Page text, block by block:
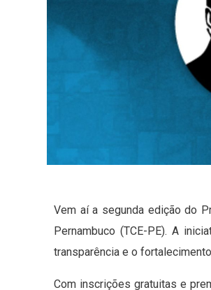
Vem aí a segunda edição do
Pernambuco (TCE-PE). A
transparência e o
Com inscrições gratuitas e